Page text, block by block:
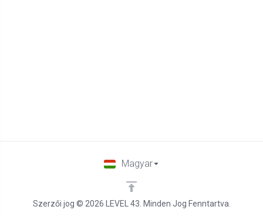
Szerzői jog © 2026 LEVEL 43. Minden Jog Fenntartva.
Magyar